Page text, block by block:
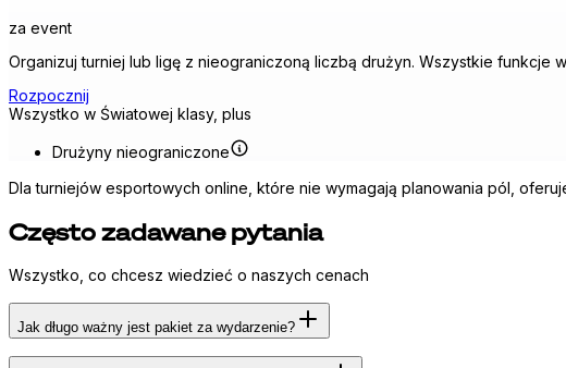
za event
Organizuj turniej lub ligę z nieograniczoną liczbą drużyn. Wszystkie funkcje
Rozpocznij
Wszystko w Światowej klasy, plus
Drużyny nieograniczone
Dla turniejów esportowych online, które nie wymagają planowania pól,
Często zadawane pytania
Wszystko, co chcesz wiedzieć o naszych cenach
Jak długo ważny jest pakiet za wydarzenie?